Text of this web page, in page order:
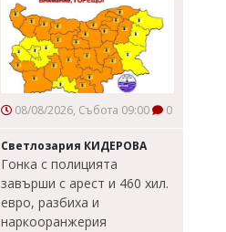
08/08/2026, Събота 09:00 0
Светлозария КИДЕРОВА
Гонка с полицията
завърши с арест и 460 хил.
евро, разбиха и
наркооранжерия